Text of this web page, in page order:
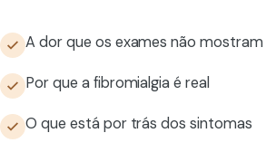
A dor que os exames não mostram
Por que a fibromialgia é real
O que está por trás dos sintomas